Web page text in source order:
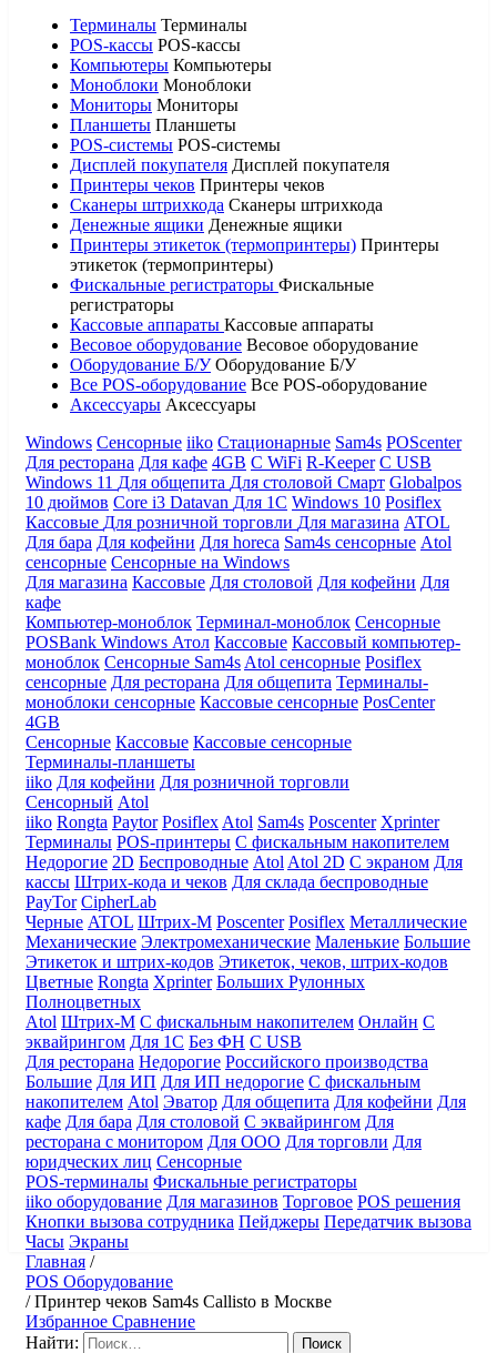
Терминалы Терминалы
POS-кассы POS-кассы
Компьютеры Компьютеры
Моноблоки Моноблоки
Мониторы Мониторы
Планшеты Планшеты
POS-системы POS-системы
Дисплей покупателя Дисплей покупателя
Принтеры чеков Принтеры чеков
Сканеры штрихкода Сканеры штрихкода
Денежные ящики Денежные ящики
Принтеры этикеток (термопринтеры) Принтеры
этикеток (термопринтеры)
Фискальные регистраторы Фискальные
регистраторы
Кассовые аппараты Кассовые аппараты
Весовое оборудование Весовое оборудование
Оборудование Б/У Оборудование Б/У
Все POS-оборудование Все POS-оборудование
Аксессуары Аксессуары
Windows Сенсорные iiko Стационарные Sam4s POScenter
Для ресторана Для кафе 4GB С WiFi R-Keeper С USB
Windows 11 Для общепита Для столовой Смарт Globalpos
10 дюймов Core i3 Datavan Для 1С Windows 10 Posiflex
Кассовые Для розничной торговли Для магазина ATOL
Для бара Для кофейни Для horeca Sam4s сенсорные Atol
сенсорные Сенсорные на Windows
Для магазина Кассовые Для столовой Для кофейни Для
кафе
Компьютер-моноблок Терминал-моноблок Сенсорные
POSBank Windows Атол Кассовые Кассовый компьютер-
моноблок Сенсорные Sam4s Atol сенсорные Posiflex
сенсорные Для ресторана Для общепита Терминалы-
моноблоки сенсорные Кассовые сенсорные PosCenter
4GB
Сенсорные Кассовые Кассовые сенсорные
Терминалы-планшеты
iiko Для кофейни Для розничной торговли
Сенсорный Atol
iiko Rongta Paytor Posiflex Atol Sam4s Poscenter Xprinter
Терминалы POS-принтеры С фискальным накопителем
Недорогие 2D Беспроводные Atol Atol 2D С экраном Для
кассы Штрих-кода и чеков Для склада беспроводные
PayTor CipherLab
Черные ATOL Штрих-М Poscenter Posiflex Металлические
Механические Электромеханические Маленькие Большие
Этикеток и штрих-кодов Этикеток, чеков, штрих-кодов
Цветные Rongta Xprinter Больших Рулонных
Полноцветных
Atol Штрих-М С фискальным накопителем Онлайн С
эквайрингом Для 1С Без ФН С USB
Для ресторана Недорогие Российского производства
Большие Для ИП Для ИП недорогие С фискальным
накопителем Atol Эватор Для общепита Для кофейни Для
кафе Для бара Для столовой С эквайрингом Для
ресторана с монитором Для ООО Для торговли Для
юридческих лиц Сенсорные
POS-терминалы Фискальные регистраторы
iiko оборудование Для магазинов Торговое POS решения
Кнопки вызова сотрудника Пейджеры Передатчик вызова
Часы Экраны
Главная /
POS Оборудование
/Принтер чеков Sam4s Callisto в Москве
Избранное Сравнение
Найти: